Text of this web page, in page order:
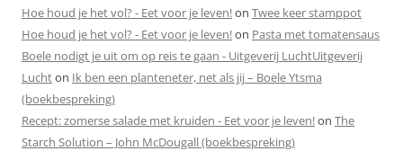
Hoe houd je het vol? - Eet voor je leven!on Twee keer stamppot
Hoe houd je het vol? - Eet voor je leven!on Pasta met tomatensaus
Boele nodigt je uit om op reis te gaan - Uitgeverij LuchtUitgeverij
Luchton Ik ben een planteneter, net als jij – Boele Ytsma
(boekbespreking)
Recept: zomerse salade met kruiden - Eet voor je leven!on The
Starch Solution – John McDougall (boekbespreking)